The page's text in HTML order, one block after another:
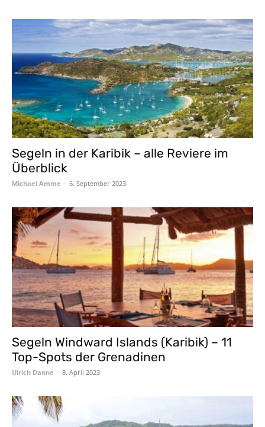
Segeln in der Karibik – alle Reviere im
Überblick
Michael Amme - 6. September 2023
Segeln Windward Islands (Karibik) – 11
Top-Spots der Grenadinen
Ulrich Danne - 8. April 2023